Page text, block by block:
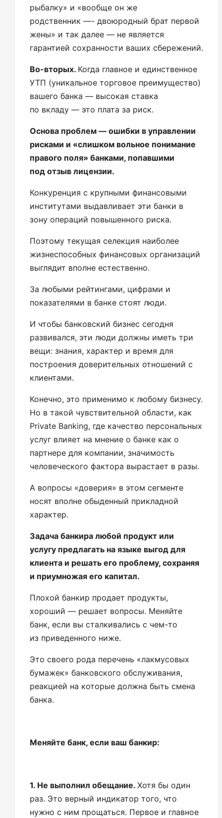
рыбалку» и «вообще он же
родственник —- двоюродный брат первой
жены» и так далее — не является
гарантией сохранности ваших сбережений.
Во-вторых. Когда главное и единственное
УТП (уникальное торговое преимущество)
вашего банка — высокая ставка
по вкладу — это плата за риск.
Основа проблем — ошибки в управлении
рисками и «слишком вольное понимание
правого поля» банками, попавшими
под отзыв лицензии.
Конкуренция с крупными финансовыми
институтами выдавливает эти банки в
зону операций повышенного риска.
Поэтому текущая селекция наиболее
жизнеспособных финансовых организаций
выглядит вполне естественно.
За любыми рейтингами, цифрами и
показателями в банке стоят люди.
И чтобы банковский бизнес сегодня
развивался, эти люди должны иметь три
вещи: знания, характер и время для
построения доверительных отношений с
клиентами.
Конечно, это применимо к любому бизнесу.
Но в такой чувствительной области, как
Private Banking, где качество персональных
услуг влияет на мнение о банке как о
партнере для компании, значимость
человеческого фактора вырастает в разы.
А вопросы «доверия» в этом сегменте
носят вполне обыденный прикладной
характер.
Задача банкира любой продукт или
услугу предлагать на языке выгод для
клиента и решать его проблему, сохраняя
и приумножая его капитал.
Плохой банкир продает продукты,
хороший — решает вопросы. Меняйте
банк, если вы сталкивались с чем-то
из приведенного ниже.
Это своего рода перечень «лакмусовых
бумажек» банковского обслуживания,
реакцией на которые должна быть смена
банка.
Меняйте банк, если ваш банкир:
1. Не выполнил обещание. Хотя бы один
раз. Это верный индикатор того, что
нужно с ним прощаться. Первое и главное